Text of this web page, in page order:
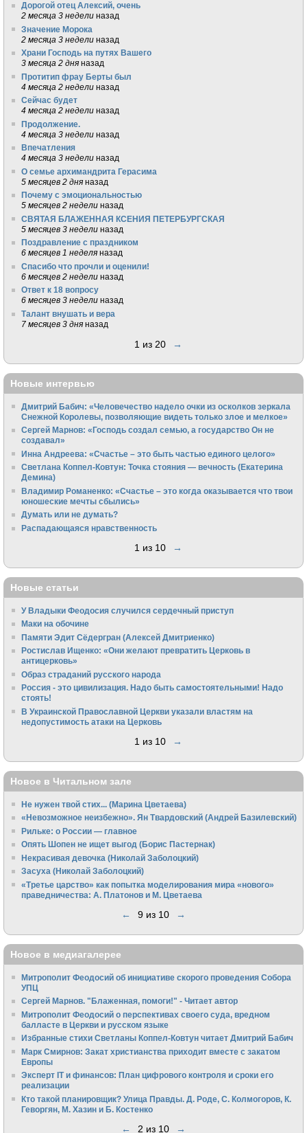
Дорогой отец Алексий, очень
2 месяца 3 недели назад
Значение Морока
2 месяца 3 недели назад
Храни Господь на путях Вашего
3 месяца 2 дня назад
Протитип фрау Берты был
4 месяца 2 недели назад
Сейчас будет
4 месяца 2 недели назад
Продолжение.
4 месяца 3 недели назад
Впечатления
4 месяца 3 недели назад
О семье архимандрита Герасима
5 месяцев 2 дня назад
Почему с эмоциональностью
5 месяцев 2 недели назад
СВЯТАЯ БЛАЖЕННАЯ КСЕНИЯ ПЕТЕРБУРГСКАЯ
5 месяцев 3 недели назад
Поздравление с праздником
6 месяцев 1 неделя назад
Спасибо что прочли и оценили!
6 месяцев 2 недели назад
Ответ к 18 вопросу
6 месяцев 3 недели назад
Талант внушать и вера
7 месяцев 3 дня назад
1 из 20 →
Новые интервью
Дмитрий Бабич: «Человечество надело очки из осколков зеркала
Снежной Королевы, позволяющие видеть только злое и мелкое»
Сергей Марнов: «Господь создал семью, а государство Он не
создавал»
Инна Андреева: «Счастье – это быть частью единого целого»
Светлана Коппел-Ковтун: Точка стояния — вечность (Екатерина
Демина)
Владимир Романенко: «Счастье – это когда оказывается что твои
юношеские мечты сбылись»
Думать или не думать?
Распадающаяся нравственность
1 из 10 →
Новые статьи
У Владыки Феодосия случился сердечный приступ
Маки на обочине
Памяти Эдит Сёдергран (Алексей Дмитриенко)
Ростислав Ищенко: «Они желают превратить Церковь в
антицерковь»
Образ страданий русского народа
Россия - это цивилизация. Надо быть самостоятельными! Надо
стоять!
В Украинской Православной Церкви указали властям на
недопустимость атаки на Церковь
1 из 10 →
Новое в Читальном зале
Не нужен твой стих... (Марина Цветаева)
«Невозможное неизбежно». Ян Твардовский (Андрей Базилевский)
Рильке: о России — главное
Опять Шопен не ищет выгод (Борис Пастернак)
Некрасивая девочка (Николай Заболоцкий)
Засуха (Николай Заболоцкий)
«Третье царство» как попытка моделирования мира «нового»
праведничества: А. Платонов и М. Цветаева
← 9 из 10 →
Новое в медиагалерее
Митрополит Феодосий об инициативе скорого проведения Собора
УПЦ
Сергей Марнов. "Блаженная, помоги!" - Читает автор
Митрополит Феодосий о перспективах своего суда, вредном
балласте в Церкви и русском языке
Избранные стихи Светланы Коппел-Ковтун читает Дмитрий Бабич
Марк Смирнов: Закат христианства приходит вместе с закатом
Европы
Эксперт IT и финансов: План цифрового контроля и сроки его
реализации
Кто такой планировщик? Улица Правды. Д. Роде, С. Колмогоров, К.
Геворгян, М. Хазин и Б. Костенко
← 2 из 10 →